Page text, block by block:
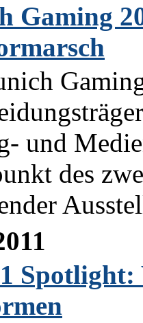
Gaming
und
des
Spotlight: